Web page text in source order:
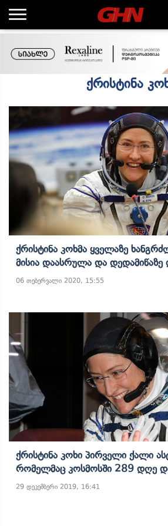
ქრისტინა
Ქრისტინა Კოხმა Ყველაზე
Მისია Დაასრულა Და Დედამიწაზე
06 თებერვალი 2020, 15:55
Ქრისტინა Კოხი Პირველი Ქალი
Რომელმაც Კოსმოსში 289 Დღე
29 დეკემბერი 2019, 16:41